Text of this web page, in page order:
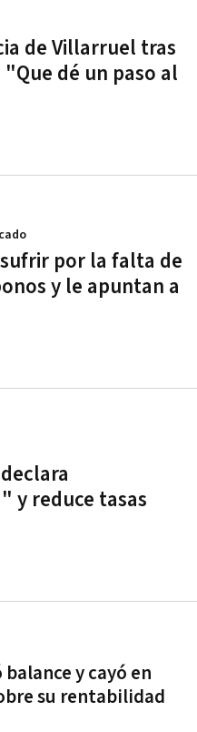
de Villarruel tras
dé un paso al
por la falta de
y le apuntan a
y reduce tasas
y cayó en
su rentabilidad